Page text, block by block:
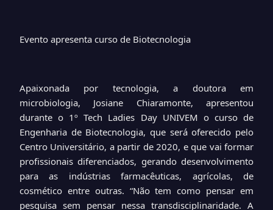
Evento apresenta curso de Biotecnologia
Apaixonada por tecnologia, a doutora em
microbiologia, Josiane Chiaramonte, apresentou
durante o 1º Tech Ladies Day UNIVEM o curso de
Engenharia de Biotecnologia, que será oferecido pelo
Centro Universitário, a partir de 2020, e que vai formar
profissionais diferenciados, gerando desenvolvimento
para as indústrias farmacêuticas, agrícolas, de
cosmético entre outras. “Não tem como pensar em
pesquisa sem pensar nessa transdisciplinaridade. A